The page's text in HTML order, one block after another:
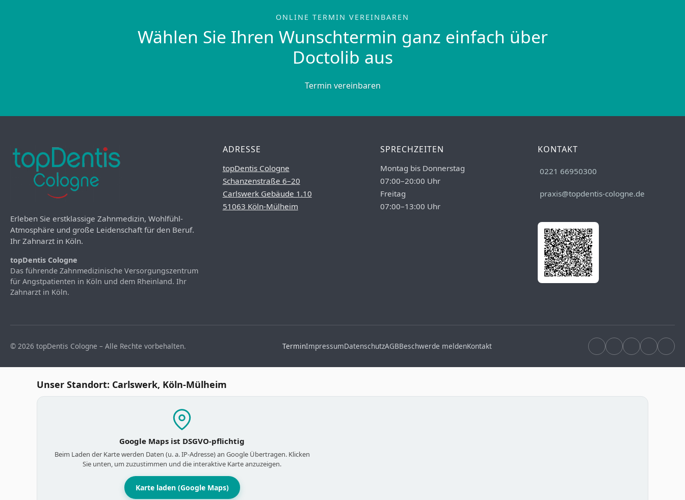
ONLINE TERMIN VEREINBAREN
Wählen Sie Ihren Wunschtermin ganz einfach über
Doctolib aus
Termin vereinbaren
Erleben Sie erstklassige Zahnmedizin, Wohlfühl-
Atmosphäre und große Leidenschaft für den Beruf.
Ihr Zahnarzt in Köln.
topDentis Cologne
Das führende Zahnmedizinische Versorgungszentrum
für Angstpatienten in Köln und dem Rheinland. Ihr
Zahnarzt in Köln.
ADRESSE
topDentis Cologne
Schanzenstraße 6–20
Carlswerk Gebäude 1.10
51063 Köln-Mülheim
SPRECHZEITEN
Montag bis Donnerstag
07:00–20:00 Uhr
Freitag
07:00–13:00 Uhr
KONTAKT
0221 66950300
praxis@topdentis-cologne.de
© 2026 topDentis Cologne – Alle Rechte vorbehalten. TerminImpressumDatenschutzAGBBeschwerde meldenKontakt
Unser Standort: Carlswerk, Köln-Mülheim
Google Maps ist DSGVO-pflichtig
Beim Laden der Karte werden Daten (u. a. IP-Adresse) an Google Übertragen. Klicken
Sie unten, um zuzustimmen und die interaktive Karte anzuzeigen.
Karte laden (Google Maps)